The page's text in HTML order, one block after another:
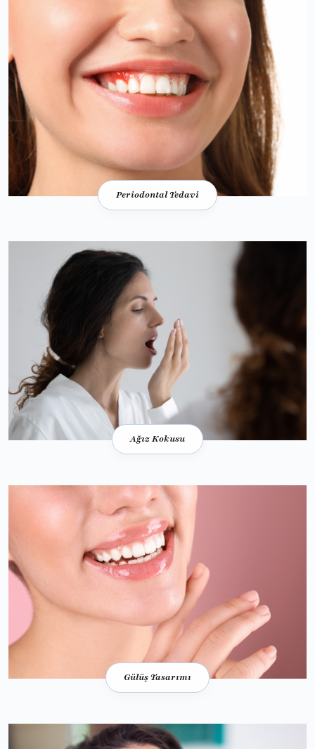
Periodontal Tedavi
Ağız Kokusu
Gülüş Tasarımı